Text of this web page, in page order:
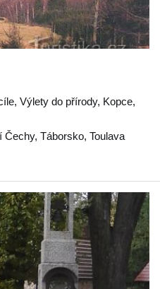
Výlety do přírody, Kopce,
Čechy, Táborsko, Toulava